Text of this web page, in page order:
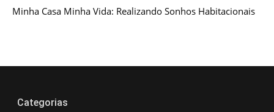
Minha Casa Minha Vida: Realizando Sonhos Habitacionais
Categorias